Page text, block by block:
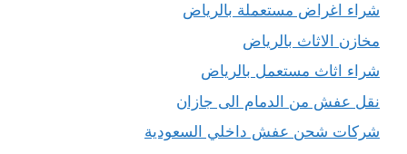
شراء اغراض مستعملة بالرياض
مخازن الاثاث بالرياض
شراء اثاث مستعمل بالرياض
نقل عفش من الدمام الى جازان
شركات شحن عفش داخلي السعودية